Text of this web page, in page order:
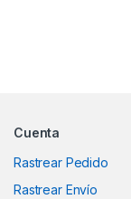
Cuenta
Rastrear Pedido
Rastrear Envío